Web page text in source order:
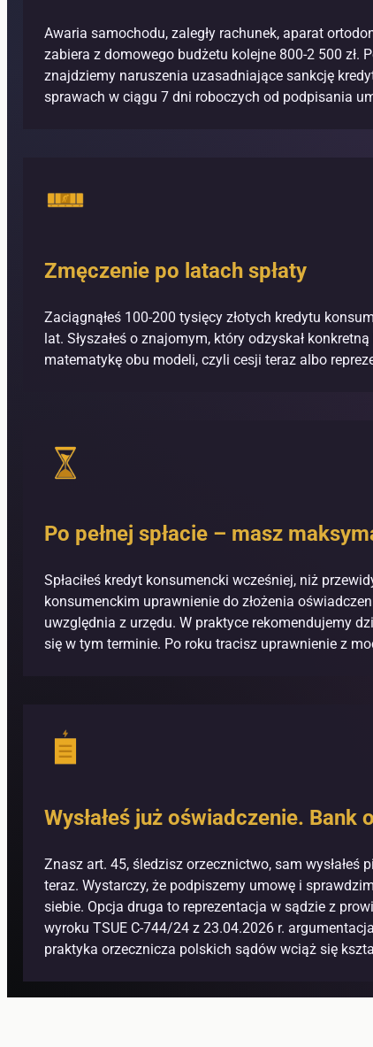
Awaria samochodu, zaległy rachunek, aparat
zabiera z domowego budżetu kolejne 800-2 500 zł.
znajdziemy naruszenia uzasadniające sankcję
sprawach w ciągu 7 dni roboczych od podpisania
Zmęczenie po latach spłaty
Zaciągnąłeś 100-200 tysięcy złotych kredytu
lat. Słyszałeś o znajomym, który odzyskał
matematykę obu modeli, czyli cesji teraz albo
Po pełnej spłacie – masz
Spłaciłeś kredyt konsumencki wcześniej, niż
konsumenckim uprawnienie do złożenia
uwzględnia z urzędu. W praktyce rekomendujemy
się w tym terminie. Po roku tracisz uprawnienie z
Wysłałeś już oświadczenie. Bank
Znasz art. 45, śledzisz orzecznictwo, sam
teraz. Wystarczy, że podpiszemy umowę i
siebie. Opcja druga to reprezentacja w sądzie z
wyroku TSUE C-744/24 z 23.04.2026 r.
praktyka orzecznicza polskich sądów wciąż się